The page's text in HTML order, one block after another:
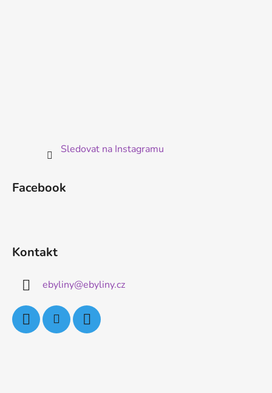
Sledovat na Instagramu
Facebook
Kontakt
ebyliny@ebyliny.cz